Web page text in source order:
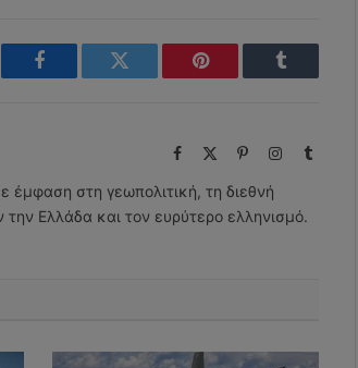
Facebook Twitter Pinterest Tumblr
Facebook PinterestInstagramTumblr
στη γεωπολιτική, τη διεθνή
την Ελλάδα και τον ευρύτερο ελληνισμό.